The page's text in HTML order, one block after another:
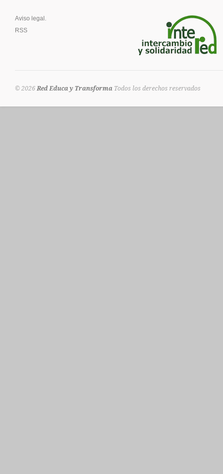
Aviso legal.
RSS
© 2026Red Educa y Transforma Todos los derechos reservados